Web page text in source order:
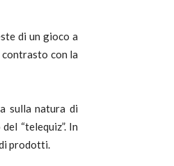
di un gioco a
contrasto con la
sulla natura di
“telequiz”. In
prodotti.